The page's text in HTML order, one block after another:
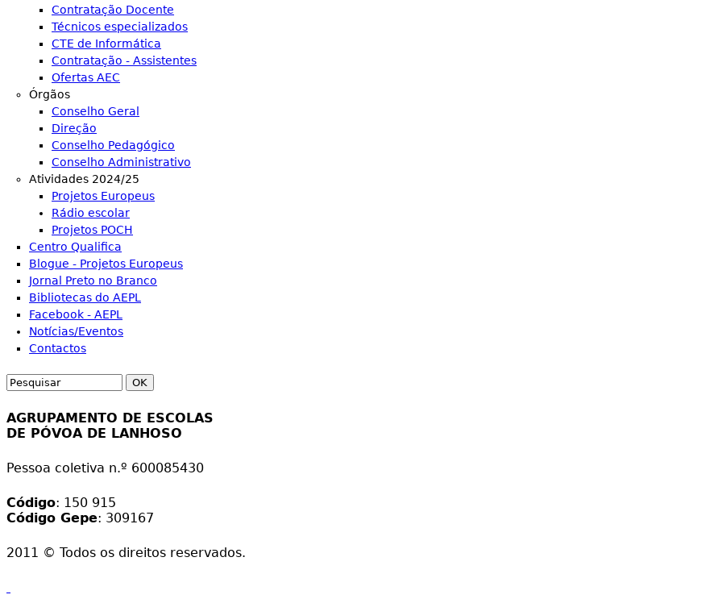
Contratação Docente
Técnicos especializados
CTE de Informática
Contratação - Assistentes
Ofertas AEC
Órgãos
Conselho Geral
Direção
Conselho Pedagógico
Conselho Administrativo
Atividades 2024/25
Projetos Europeus
Rádio escolar
Projetos POCH
Centro Qualifica
Blogue - Projetos Europeus
Jornal Preto no Branco
Bibliotecas do AEPL
Facebook - AEPL
Notícias/Eventos
Contactos
Search
AGRUPAMENTO DE ESCOLAS
DE PÓVOA DE LANHOSO
Pessoa coletiva n.º 600085430
Código: 150 915
Código Gepe: 309167
2011 © Todos os direitos reservados.